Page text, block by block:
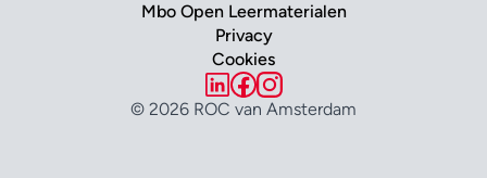
Mbo Open Leermaterialen
Privacy
Cookies
© 2026 ROC van Amsterdam